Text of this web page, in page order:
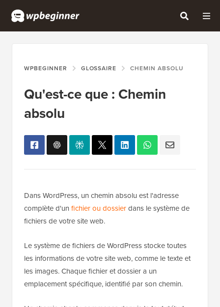
WPBEGINNER GLOSSAIRE CHEMIN ABSOLU
Qu'est-ce que : Chemin
absolu
Dans WordPress, un chemin absolu est l'adresse
complète d'un fichier ou dossierdans le système de
fichiers de votre site web.
Le système de fichiers de WordPress stocke toutes
les informations de votre site web, comme le texte et
les images. Chaque fichier et dossier a un
emplacement spécifique, identifié par son chemin.